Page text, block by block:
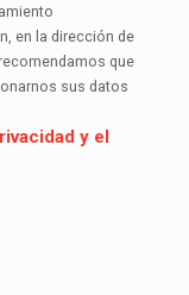
en la dirección de
que
sus datos
y el